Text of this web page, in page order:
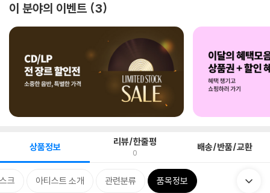
이 분야의 이벤트 3
상품정보 리뷰/한줄평
0 배송/반품/교환
크 아티스트 소개 관련분류 품목정보